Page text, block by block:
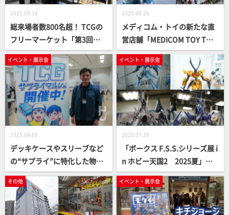
2025.09.18
総来場者数800名超！ TCGの
フリーマーケット「第3回超
カードゲーム市場 in ラジオ会
館」アフターフォトレポート
2025.08.26
メディコム・トイの新たな直
営店舗「MEDICOM TOY TOK
YO」が渋谷にオープン！店内
写真レポート
イベント・展示会
2025.08.05
デッキケースやスリーブなど
の“サプライ”に特化した物販
イベント「TCGサプライマル
シェ」をレポート！【カード
の鎧】
イベント・展示会
2025.07.26
「ボークス F.S.S.シリーズ展 i
n ホビー天国2 2025夏」が8
月17日（日）まで開催中！ 最
新会場レポート【ファイブス
ター物語】
その他 イベント・展示会